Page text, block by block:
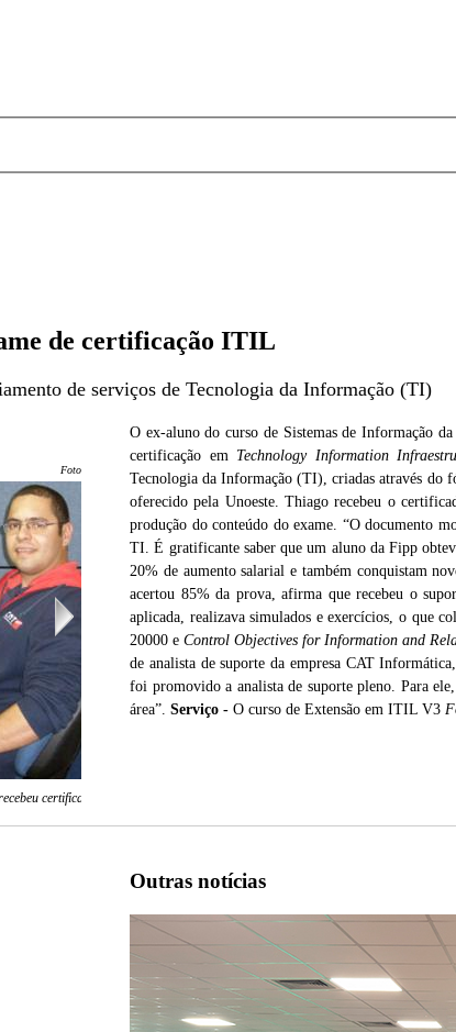
de certificação ITIL
de serviços de Tecnologia da Informação (TI)
Foto: Cedida
certificado de
Oliveira, formado em Sistemas de Informação, recebeu
O ex-aluno do curso de Sistemas de Informação
certificação em Technology Information
Tecnologia da Informação (TI), criadas através do
oferecido pela Unoeste. Thiago recebeu o
produção do conteúdo do exame. “O documento
TI. É gratificante saber que um aluno da Fipp
20% de aumento salarial e também conquistam
acertou 85% da prova, afirma que recebeu o
aplicada, realizava simulados e exercícios, o que
20000 e Control Objectives for Information and
de analista de suporte da empresa CAT
foi promovido a analista de suporte pleno. Para
área”. Serviço - O curso de Extensão em ITIL V3
Outras notícias